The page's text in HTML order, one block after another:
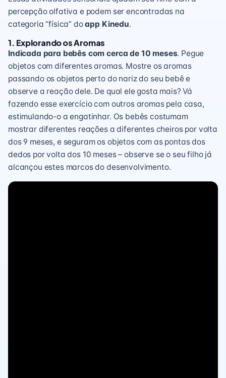
percepção olfativa e podem ser encontradas na
categoria “física” doapp Kinedu.
1. Explorando os Aromas
Indicada para bebês com cerca de 10 meses. Pegue
objetos com diferentes aromas. Mostre os aromas
passando os objetos perto do nariz do seu bebê e
observe a reação dele. De qual ele gosta mais? Vá
fazendo esse exercício com outros aromas pela casa,
estimulando-o a engatinhar. Os bebês costumam
mostrar diferentes reações a diferentes cheiros por volta
dos 9 meses, e seguram os objetos com as pontas dos
dedos por volta dos 10 meses – observe se o seu filho já
alcançou estes marcos do desenvolvimento.